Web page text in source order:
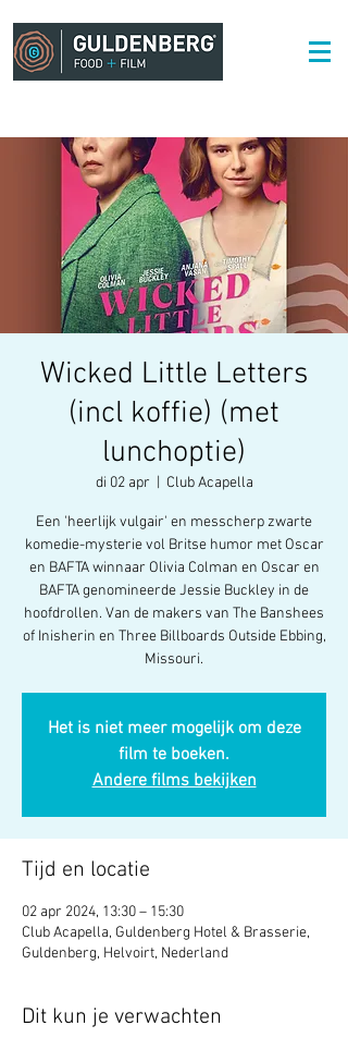
Wicked Little Letters
(incl koffie) (met
lunchoptie)
di 02 apr Club Acapella
Een 'heerlijk vulgair' en messcherp zwarte
komedie-mysterie vol Britse humor met Oscar
en BAFTA winnaar Olivia Colman en Oscar en
BAFTA genomineerde Jessie Buckley in de
hoofdrollen. Van de makers van The Banshees
of Inisherin en Three Billboards Outside Ebbing,
Missouri.
Het is niet meer mogelijk om deze
film te boeken.
Andere films bekijken
Tijd en locatie
02 apr 2024, 13:30 – 15:30
Club Acapella, Guldenberg Hotel & Brasserie,
Guldenberg, Helvoirt, Nederland
Dit kun je verwachten